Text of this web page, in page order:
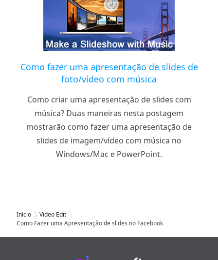
Como fazer uma apresentação de slides de
foto/vídeo com música
Como criar uma apresentação de slides com
música? Duas maneiras nesta postagem
mostrarão como fazer uma apresentação de
slides de imagem/vídeo com música no
Windows/Mac e PowerPoint.
Início
Video Edit
Como Fazer uma Apresentação de slides no Facebook